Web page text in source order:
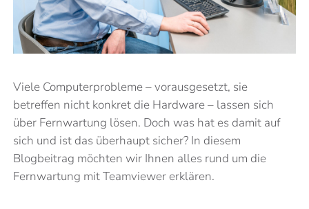
Viele Computerprobleme – vorausgesetzt, sie
betreffen nicht konkret die Hardware – lassen sich
über Fernwartung lösen. Doch was hat es damit auf
sich und ist das überhaupt sicher? In diesem
Blogbeitrag möchten wir Ihnen alles rund um die
Fernwartung mit Teamviewer erklären.